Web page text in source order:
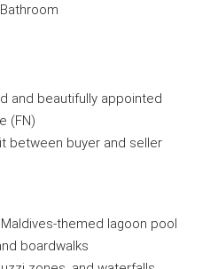
and beautifully appointed
(FN)
between buyer and seller
themed lagoon pool
boardwalks